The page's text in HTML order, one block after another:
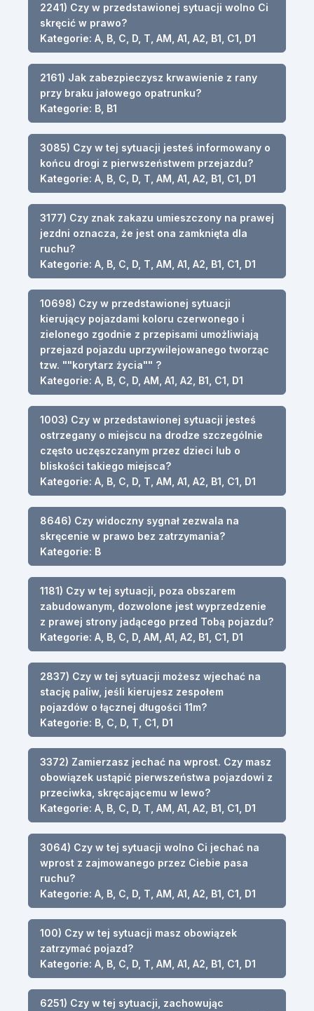
2241) Czy w przedstawionej sytuacji wolno Ci
skręcić w prawo?
Kategorie: A, B, C, D, T, AM, A1, A2, B1, C1, D1
2161) Jak zabezpieczysz krwawienie z rany
przy braku jałowego opatrunku?
Kategorie: B, B1
3085) Czy w tej sytuacji jesteś informowany o
końcu drogi z pierwszeństwem przejazdu?
Kategorie: A, B, C, D, T, AM, A1, A2, B1, C1, D1
3177) Czy znak zakazu umieszczony na prawej
jezdni oznacza, że jest ona zamknięta dla
ruchu?
Kategorie: A, B, C, D, T, AM, A1, A2, B1, C1, D1
10698) Czy w przedstawionej sytuacji
kierujący pojazdami koloru czerwonego i
zielonego zgodnie z przepisami umożliwiają
przejazd pojazdu uprzywilejowanego tworząc
tzw. ""korytarz życia"" ?
Kategorie: A, B, C, D, AM, A1, A2, B1, C1, D1
1003) Czy w przedstawionej sytuacji jesteś
ostrzegany o miejscu na drodze szczególnie
często uczęszczanym przez dzieci lub o
bliskości takiego miejsca?
Kategorie: A, B, C, D, T, AM, A1, A2, B1, C1, D1
8646) Czy widoczny sygnał zezwala na
skręcenie w prawo bez zatrzymania?
Kategorie: B
1181) Czy w tej sytuacji, poza obszarem
zabudowanym, dozwolone jest wyprzedzenie
z prawej strony jadącego przed Tobą pojazdu?
Kategorie: A, B, C, D, AM, A1, A2, B1, C1, D1
2837) Czy w tej sytuacji możesz wjechać na
stację paliw, jeśli kierujesz zespołem
pojazdów o łącznej długości 11m?
Kategorie: B, C, D, T, C1, D1
3372) Zamierzasz jechać na wprost. Czy masz
obowiązek ustąpić pierwszeństwa pojazdowi z
przeciwka, skręcającemu w lewo?
Kategorie: A, B, C, D, T, AM, A1, A2, B1, C1, D1
3064) Czy w tej sytuacji wolno Ci jechać na
wprost z zajmowanego przez Ciebie pasa
ruchu?
Kategorie: A, B, C, D, T, AM, A1, A2, B1, C1, D1
100) Czy w tej sytuacji masz obowiązek
zatrzymać pojazd?
Kategorie: A, B, C, D, T, AM, A1, A2, B1, C1, D1
6251) Czy w tej sytuacji, zachowując